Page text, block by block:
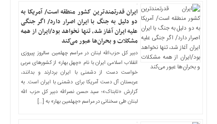
رسانه
برگه
نمونه
ایران قدرتمندترین کشور منطقه است/ آمریکا به
دو دلیل به جنگ با ایران اصرار دارد/ اگر جنگی
علیه ایران آغاز شد، تنها نخواهد بود/ایران از همه
مشکلات و بحران‌ها عبور می‌کند
دبیر کل حزب‌الله لبنان در مراسم چهلمین سالروز پیروزی
انقلاب اسلامی ایران با نام «چهل بهار» از کشورهای عربی
خواست دست از دشمنی با ایران بردارند و بدانند،
عربستان آل دست آمریکا برای دشمنی با ایران است. به
گزارش «تابناک»؛ سید حسن نصرالله دبیر کل حزب الله
لبنان طی سخنانی در مراسم «چهلمین بهار» به […]